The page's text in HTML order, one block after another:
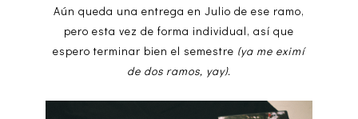
Aún queda una entrega en Julio de ese ramo,
pero esta vez de forma individual, así que
espero terminar bien el semestre (ya me eximí
de dos ramos, yay).